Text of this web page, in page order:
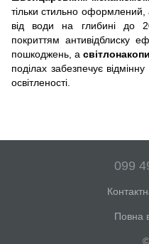
тільки стильно оформлений,
від води на глибині до
покриттям антивідблиску
пошкоджень, а
поділах забезпечує
освітленості.
099
Повна